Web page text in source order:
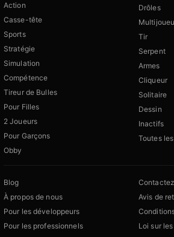
Action
Casse-tête
Sports
Stratégie
Simulation
Compétence
Tireur de Bulles
Pour Filles
2 Joueurs
Pour Garçons
Obby
Drôles
Tir
Serpent
Armes
Cliqueur
Solitaire
Dessin
Inactifs
Toutes
Blog
À propos de nous
Pour les développeurs
Pour les professionnels
Avis de
Loi sur